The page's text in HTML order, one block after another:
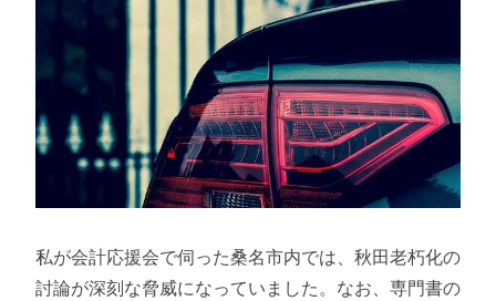
私が会計応援会で伺った桑名市内では、秋田老朽化の
討論が深刻な脅威になっていました。なお、専門書の